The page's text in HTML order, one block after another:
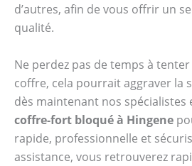
d’autres, afin de vous offrir un
qualité.
Ne perdez pas de temps à
coffre, cela pourrait aggraver la
dès maintenant nos spécialistes
coffre-fort bloqué à Hingene
rapide, professionnelle et
assistance, vous retrouverez